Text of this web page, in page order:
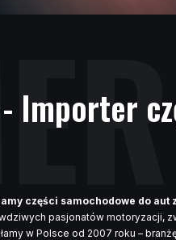
Importer
części samochodowe do aut
pasjonatów motoryzacji,
w Polsce od 2007 roku –